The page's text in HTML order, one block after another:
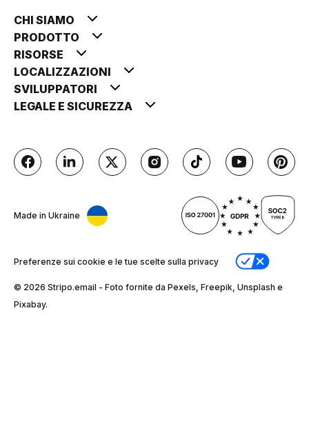
CHI SIAMO
PRODOTTO
RISORSE
LOCALIZZAZIONI
SVILUPPATORI
LEGALE E SICUREZZA
Made in Ukraine
Preferenze sui cookie e le tue scelte sulla privacy
© 2026 Stripо.email - Foto fornite da Pexels, Freepik, Unsplash e
Pixabay.